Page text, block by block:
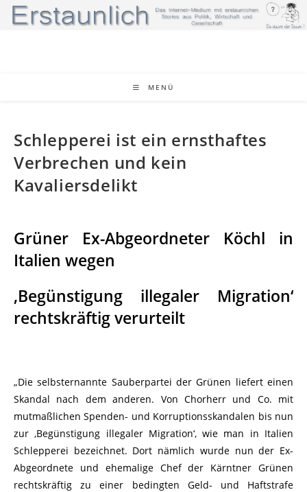
Zum
Inhalt
MENÜ
Schlepperei ist ein ernsthaftes
Verbrechen und kein
Kavaliersdelikt
Grüner Ex-Abgeordneter Köchl in
Italien wegen
‚Begünstigung illegaler Migration‘
rechtskräftig verurteilt
„Die selbsternannte Sauberpartei der Grünen liefert einen
Skandal nach dem anderen. Von Chorherr und Co. mit
mutmaßlichen Spenden- und Korruptionsskandalen bis nun
zur ‚Begünstigung illegaler Migration‘, wie man in Italien
Schlepperei bezeichnet. Dort nämlich wurde nun der Ex-
Abgeordnete und ehemalige Chef der Kärntner Grünen
rechtskräftig zu einer bedingten Geld- und Haftstrafe